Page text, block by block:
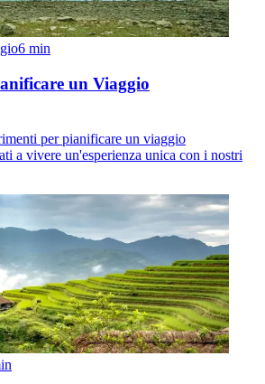
6 min
un Viaggio
per pianificare un viaggio
a vivere un'esperienza unica con i nostri